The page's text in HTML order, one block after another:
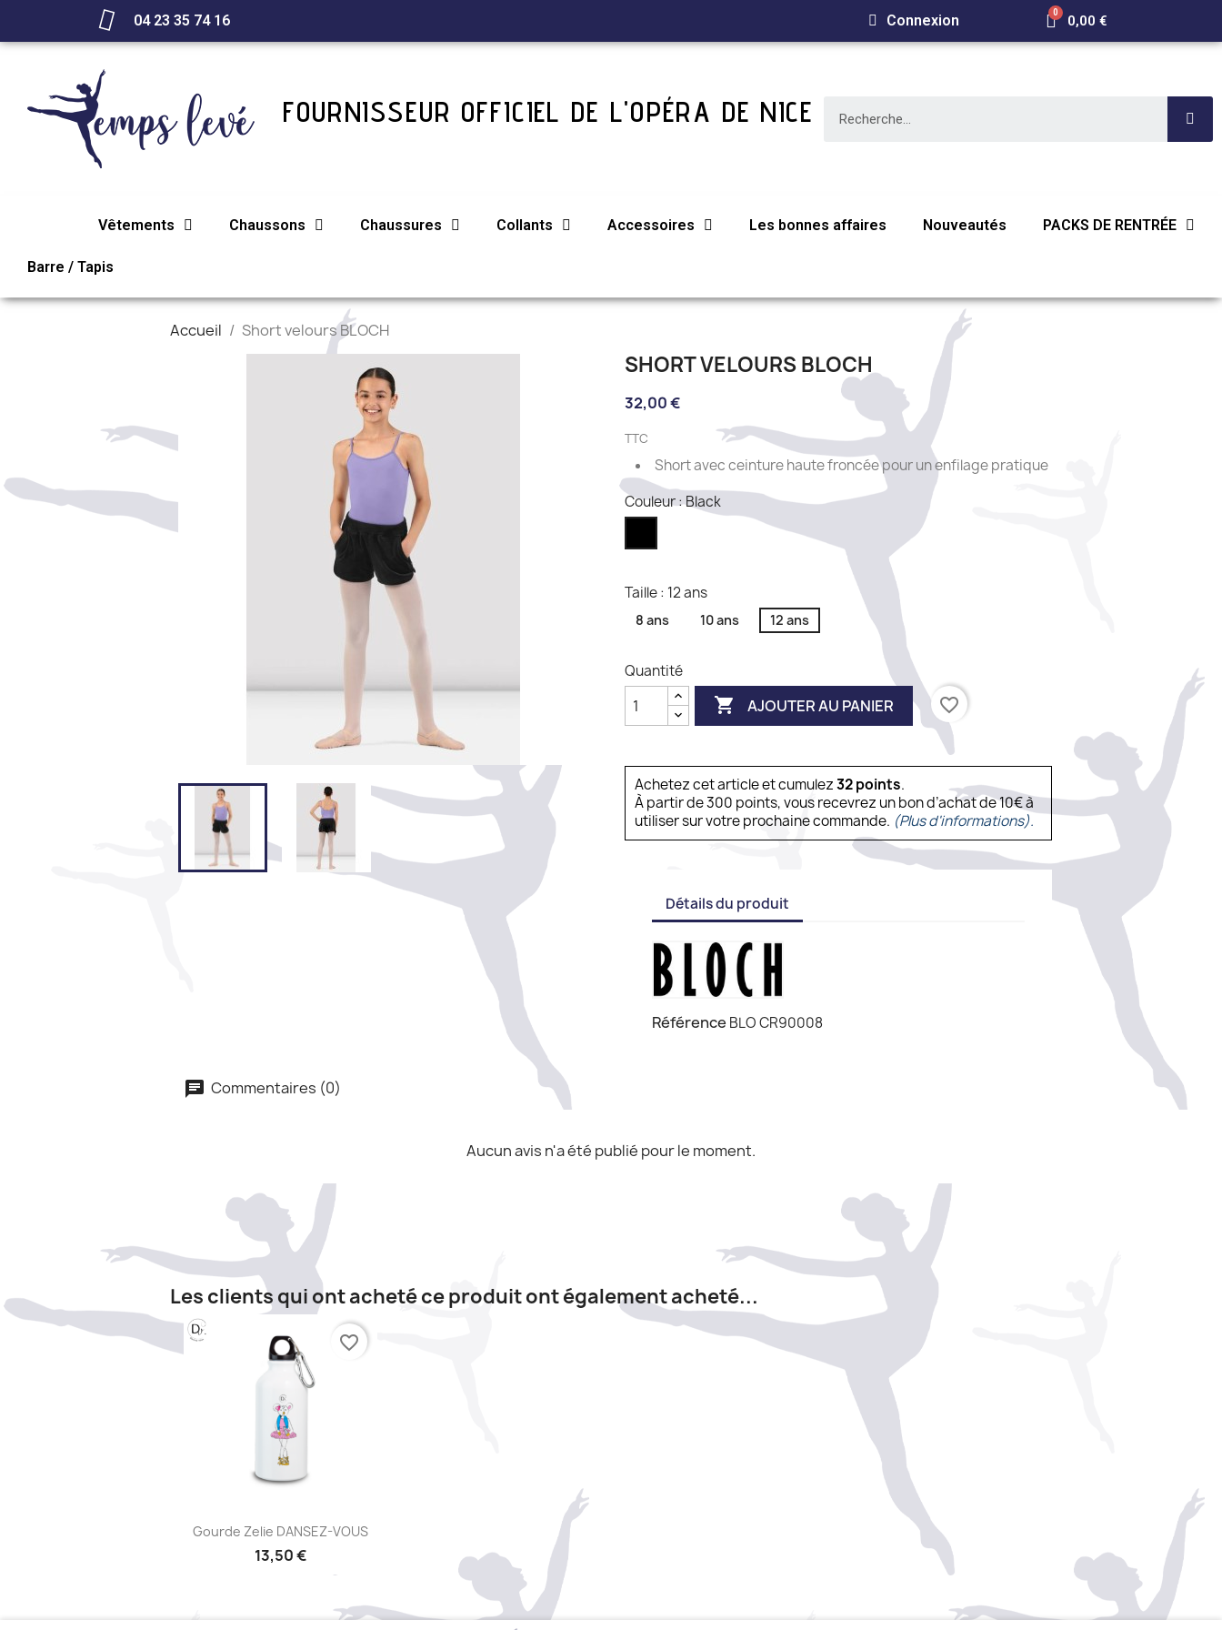
04 23 35 74 16 Connexion 0,00 €
FOURNISSEUR OFFICIEL DE L'OPÉRA DE NICE
Vêtements Chaussons Chaussures Collants Accessoires Les bonnes affaires Nouveautés PACKS DE RENTRÉE
Barre / Tapis
Accueil Short velours BLOCH
SHORT VELOURS BLOCH
32,00 €
TTC
Short avec ceinture haute froncée pour un enfilage pratique
Couleur : Black
Taille : 12 ans
8 ans 10 ans 12 ans
Quantité
 AJOUTER AU PANIER favorite_border
Achetez cet article et cumulez32points.
À partir de 300 points, vous recevrez un bon d’achat de 10€ à
utiliser sur votre prochaine commande. (Plus d'informations).
Détails du produit
Référence BLO CR90008
Commentaires (0)
Aucun avis n'a été publié pour le moment.
Les clients qui ont acheté ce produit ont également acheté...
Aperçu rapide
Gourde Zelie DANSEZ-VOUS
13,50 €
favorite_border